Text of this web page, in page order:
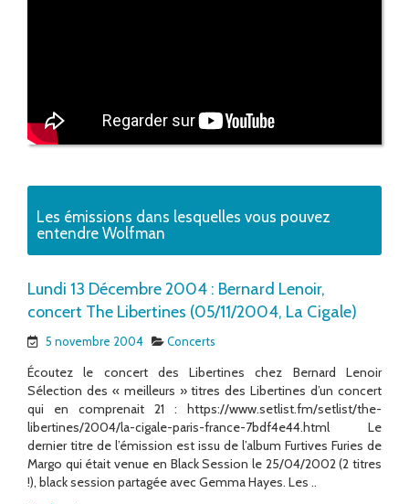
Les émissions dans lesquelles vous pouvez
entendre Wolfman
Lundi 13 Décembre 2004 : Bernard Lenoir,
concert The Libertines (05/11/2004, La Cigale)
5 novembre 2004 Concerts
Écoutez le concert des Libertines chez Bernard Lenoir
Sélection des « meilleurs » titres des Libertines d’un concert
qui en comprenait 21 : https://www.setlist.fm/setlist/the-
libertines/2004/la-cigale-paris-france-7bdf4e44.html Le
dernier titre de l’émission est issu de l’album Furtives Furies de
Margo qui était venue en Black Session le 25/04/2002 (2 titres
!), black session partagée avec Gemma Hayes. Les ..